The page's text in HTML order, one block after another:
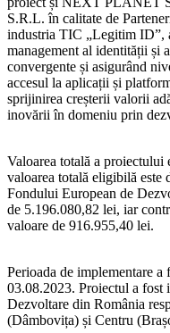
S.R.L. în calitate de
industria TIC „Legitim ID”,
management al identității și
convergente și asigurând
accesul la aplicații și
sprijinirea creșterii valorii
inovării în domeniu prin
Valoarea totală a proiectului
valoarea totală eligibilă
Fondului European de
de 5.196.080,82 lei, iar
valoare de 916.955,40 lei.
Perioada de implementare
03.08.2023. Proiectul a fost
Dezvoltare din România
(Dâmbovița) și Centru